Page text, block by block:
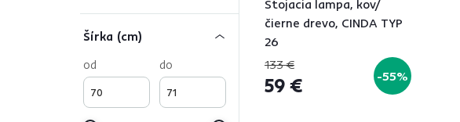
Šírka (cm)
od
do
Stojacia lampa, kov/
čierne drevo, CINDA TYP
26
133 €
59 € -55%